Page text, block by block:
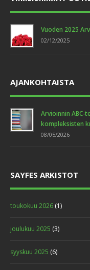
Vuoden 2025
02/12/2025
AJANKOHTAISTA
Arvioinnin ABC-
kompleksisten
08/05/2026
SAYFES ARKISTOT
toukokuu 2026 (1)
joulukuu 2025 (3)
syyskuu 2025 (6)